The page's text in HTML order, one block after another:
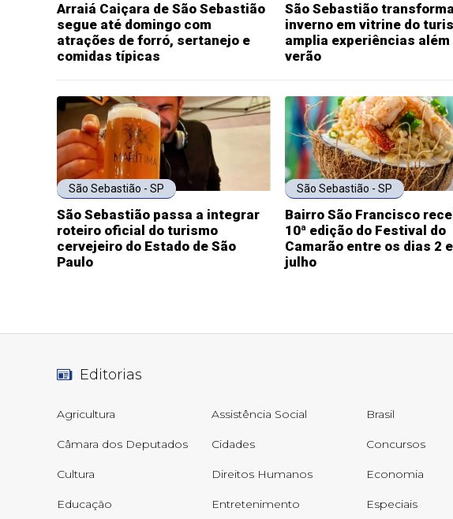
Arraiá Caiçara de São Sebastião
segue até domingo com
atrações de forró, sertanejo e
comidas típicas
São Sebastião transforma
inverno em vitrine do
amplia experiências além
verão
São Sebastião - SP
São Sebastião passa a integrar
roteiro oficial do turismo
cervejeiro do Estado de São
Paulo
São Sebastião - SP
Bairro São Francisco
10ª edição do Festival do
Camarão entre os dias 2
julho
Editorias
Agricultura Assistência Social Brasil
Câmara dos Deputados Cidades Concursos
Cultura Direitos Humanos Economia
Educação Entretenimento Especiais